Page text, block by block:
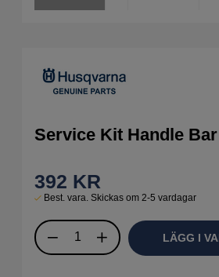
Service Kit Handle Bar
392 KR
Best. vara. Skickas om 2-5 vardagar
LÄGG I